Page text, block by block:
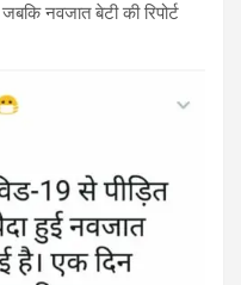
नवजात बेटी की रिपोर्ट